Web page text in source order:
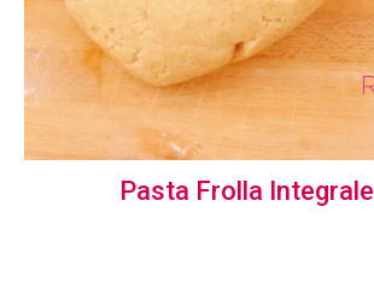
Pasta Frolla Integrale